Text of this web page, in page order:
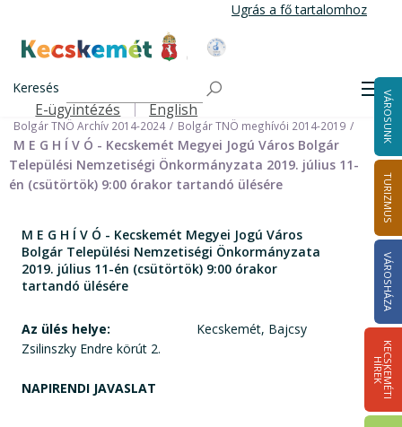
tartalomra
Ugrás a fő tartalomhoz
Kecskemét Város Honlapja
Keresés
Felső navigáció
E-ügyintézés English VÁROSUNK
TURIZMUS
VÁROSHÁZA
K
E
C
S
K
E
M
É
T
I
HÍ
R
E
K
Önkormányzat
Nemzetiségi Önkormányzatok
Bolgár Települési Nemzetiségi Önkormányzat
Bolgár TNÖ Archív 2014-2024
Bolgár TNÖ meghívói 2014-2019
M E G H Í V Ó - Kecskemét Megyei Jogú Város Bolgár
Települési Nemzetiségi Önkormányzata 2019. július 11-
én (csütörtök) 9:00 órakor tartandó ülésére
M E G H Í V Ó - Kecskemét Megyei Jogú Város
Bolgár Települési Nemzetiségi Önkormányzata
2019. július 11-én (csütörtök) 9:00 órakor
tartandó ülésére
Az ülés helye:
Kecskemét, Bajcsy
Zsilinszky Endre körút 2.
NAPIRENDI JAVASLAT